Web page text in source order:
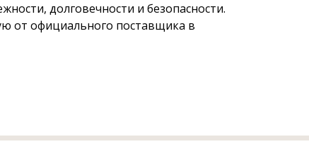
долговечности и безопасности.
от официального поставщика в